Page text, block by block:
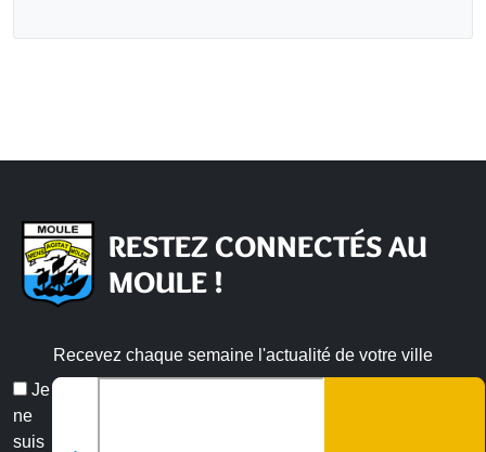
RESTEZ CONNECTÉS AU
MOULE !
Recevez chaque semaine l'actualité de votre ville
Je
ne
suis
Veuillez laisser ce champ vide :
Email